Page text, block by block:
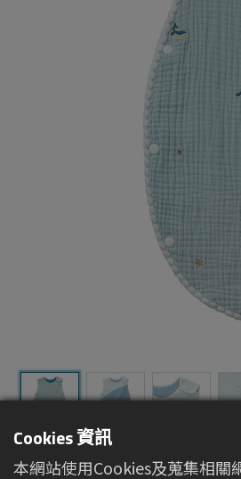
Cookies 資訊
本網站使用Cookies及蒐集相關